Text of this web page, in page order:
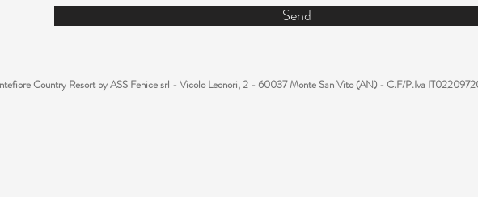
Send
Country Resort by ASS Fenice srl - Vicolo Leonori, 2 - 60037 Monte San Vito (AN) - C.F/P.Iva